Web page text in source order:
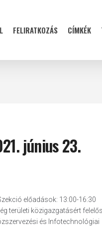
FELIRATKOZÁS CÍMKÉK
június 23.
előadások: 13:00-16:30
területi közigazgatásért felelős
és Infotechnológiai